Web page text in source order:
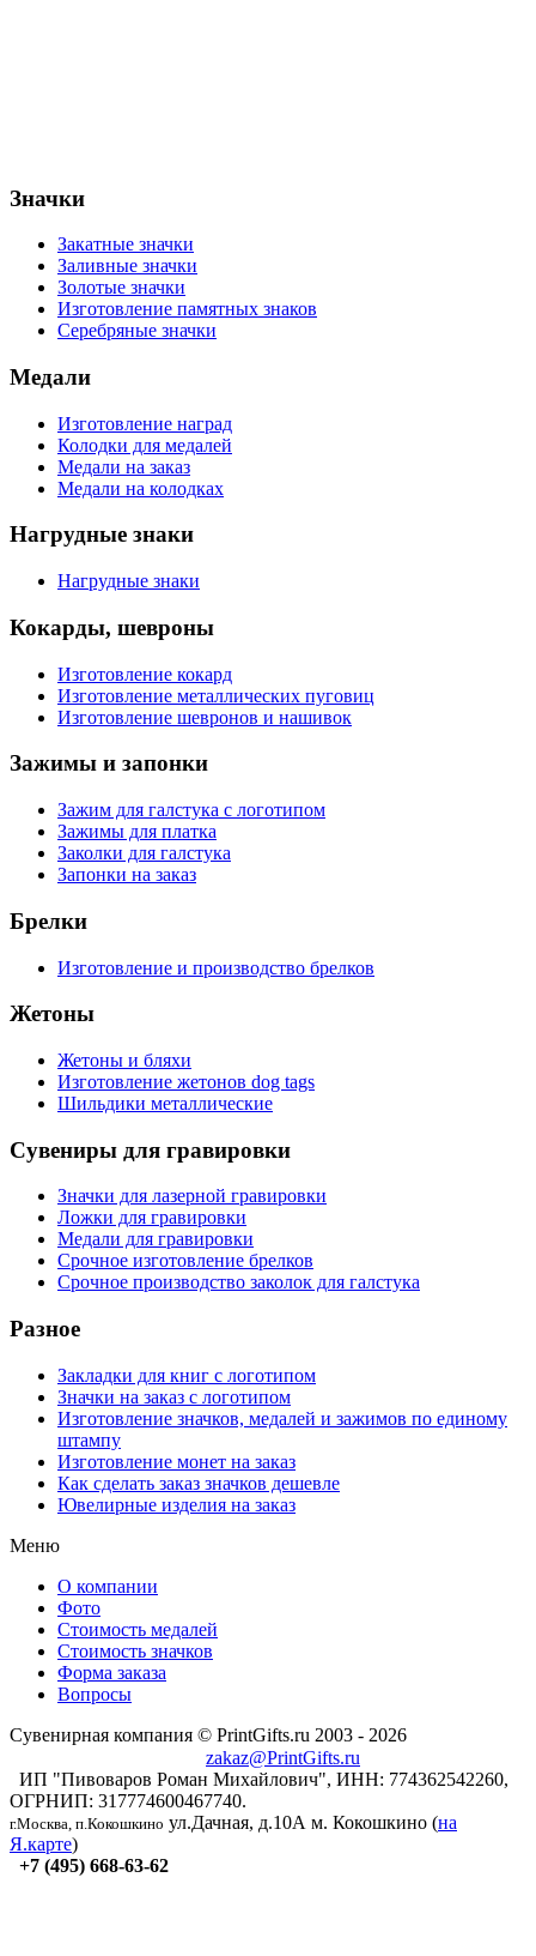
Значки
Закатные значки
Заливные значки
Золотые значки
Изготовление памятных знаков
Серебряные значки
Медали
Изготовление наград
Колодки для медалей
Медали на заказ
Медали на колодках
Нагрудные знаки
Нагрудные знаки
Кокарды, шевроны
Изготовление кокард
Изготовление металлических пуговиц
Изготовление шевронов и нашивок
Зажимы и запонки
Зажим для галстука с логотипом
Зажимы для платка
Заколки для галстука
Запонки на заказ
Брелки
Изготовление и производство брелков
Жетоны
Жетоны и бляхи
Изготовление жетонов dog tags
Шильдики металлические
Сувениры для гравировки
Значки для лазерной гравировки
Ложки для гравировки
Медали для гравировки
Срочное изготовление брелков
Срочное производство заколок для галстука
Разное
Закладки для книг с логотипом
Значки на заказ с логотипом
Изготовление значков, медалей и зажимов по единому
штампу
Изготовление монет на заказ
Как сделать заказ значков дешевле
Ювелирные изделия на заказ
Меню
О компании
Фото
Стоимость медалей
Стоимость значков
Форма заказа
Вопросы
Сувенирная компания © PrintGifts.ru 2003 - 2026
zakaz@PrintGifts.ru
ИП "Пивоваров Роман Михайлович", ИНН: 774362542260,
ОГРНИП: 317774600467740.
г.Москва, п.Кокошкино ул.Дачная, д.10А м. Кокошкино (на
Я.карте)
+7 (495) 668-63-62